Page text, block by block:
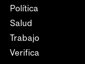
Política
Salud
Trabajo
Verifica